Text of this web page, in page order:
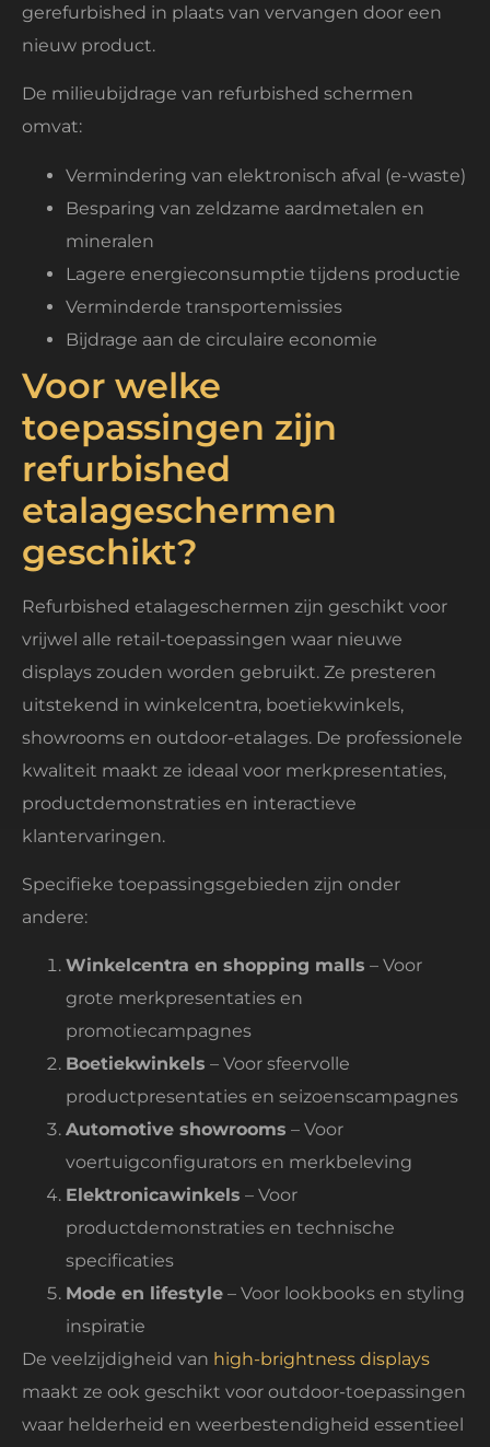
gerefurbished in plaats van vervangen door een
nieuw product.
De milieubijdrage van refurbished schermen
omvat:
Vermindering van elektronisch afval (e-waste)
Besparing van zeldzame aardmetalen en
mineralen
Lagere energieconsumptie tijdens productie
Verminderde transportemissies
Bijdrage aan de circulaire economie
Voor welke
toepassingen zijn
refurbished
etalageschermen
geschikt?
Refurbished etalageschermen zijn geschikt voor
vrijwel alle retail-toepassingen waar nieuwe
displays zouden worden gebruikt. Ze presteren
uitstekend in winkelcentra, boetiekwinkels,
showrooms en outdoor-etalages. De professionele
kwaliteit maakt ze ideaal voor merkpresentaties,
productdemonstraties en interactieve
klantervaringen.
Specifieke toepassingsgebieden zijn onder
andere:
Winkelcentra en shopping malls – Voor
grote merkpresentaties en
promotiecampagnes
Boetiekwinkels – Voor sfeervolle
productpresentaties en seizoenscampagnes
Automotive showrooms – Voor
voertuigconfigurators en merkbeleving
Elektronicawinkels – Voor
productdemonstraties en technische
specificaties
Mode en lifestyle – Voor lookbooks en styling
inspiratie
De veelzijdigheid van high-brightness displays
maakt ze ook geschikt voor outdoor-toepassingen
waar helderheid en weerbestendigheid essentieel